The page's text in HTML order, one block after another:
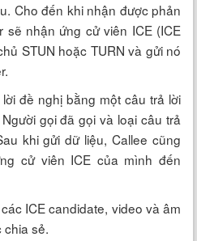
Cho đến khi nhận được phản
sẽ nhận ứng cử viên ICE (ICE
STUN hoặc TURN và gửi nó
đề nghị bằng một câu trả lời
gọi đã gọi và loại câu trả
khi gửi dữ liệu, Callee cũng
cử viên ICE của mình đến
ICE candidate, video và âm
chia sẻ.